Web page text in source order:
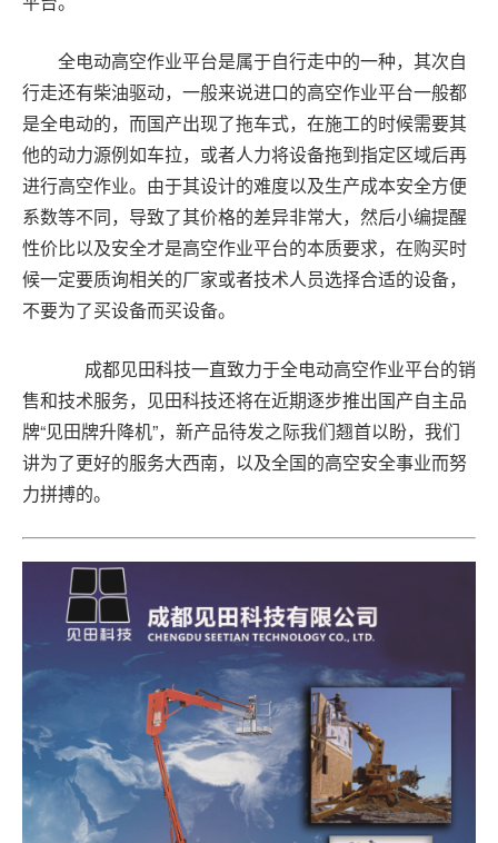
全电动高空作业平台是属于自行走中的一种，其次自
行走还有柴油驱动，一般来说进口的高空作业平台一般都
是全电动的，而国产出现了拖车式，在施工的时候需要其
他的动力源例如车拉，或者人力将设备拖到指定区域后再
进行高空作业。由于其设计的难度以及生产成本安全方便
系数等不同，导致了其价格的差异非常大，然后小编提醒
性价比以及安全才是高空作业平台的本质要求，在购买时
候一定要质询相关的厂家或者技术人员选择合适的设备，
不要为了买设备而买设备。
成都见田科技一直致力于全电动高空作业平台的销
售和技术服务，见田科技还将在近期逐步推出国产自主品
牌“见田牌升降机”，新产品待发之际我们翘首以盼，我们
讲为了更好的服务大西南，以及全国的高空安全事业而努
力拼搏的。